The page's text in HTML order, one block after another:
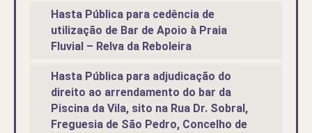
Hasta Pública para cedência de
utilização de Bar de Apoio à Praia
Fluvial – Relva da Reboleira
Hasta Pública para adjudicação do
direito ao arrendamento do bar da
Piscina da Vila, sito na Rua Dr. Sobral,
Freguesia de São Pedro, Concelho de